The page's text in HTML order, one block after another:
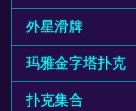
外星滑牌
玛雅金字塔扑克
扑克集合